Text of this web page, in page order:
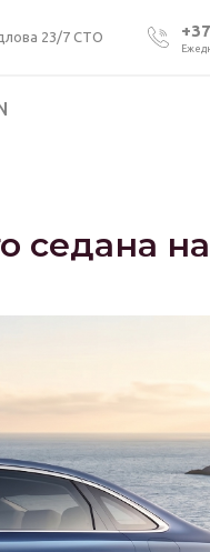
23/7 СТО
седана